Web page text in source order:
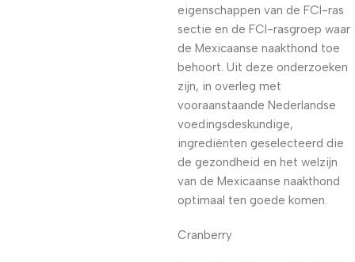
eigenschappen van de FCI-ras
sectie en de FCI-rasgroep waar
de Mexicaanse naakthond toe
behoort. Uit deze onderzoeken
zijn, in overleg met
vooraanstaande Nederlandse
voedingsdeskundige,
ingrediënten geselecteerd die
de gezondheid en het welzijn
van de Mexicaanse naakthond
optimaal ten goede komen.
Cranberry